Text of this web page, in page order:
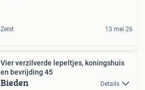
Zeist 13 mei 26
Vier verzilverde lepeltjes, koningshuis
en bevrijding 45
Bieden Details